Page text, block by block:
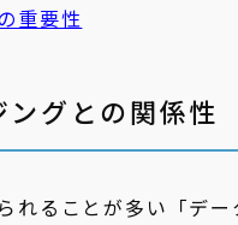
重要性
グとの関係性
れることが多い「デ